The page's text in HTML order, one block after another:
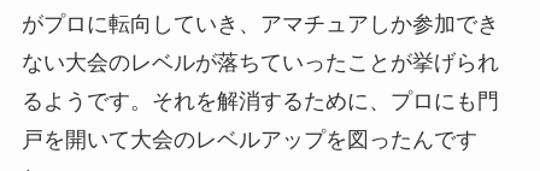
がプロに転向していき、アマチュアしか参加でき
ない大会のレベルが落ちていったことが挙げられ
るようです。それを解消するために、プロにも門
戸を開いて大会のレベルアップを図ったんです